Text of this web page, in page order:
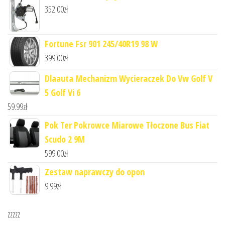
352.00zł
Fortune Fsr 901 245/40R19 98 W
399.00zł
Dlaauta Mechanizm Wycieraczek Do Vw Golf V
5 Golf Vi 6
59.99zł
Pok Ter Pokrowce Miarowe Tłoczone Bus Fiat
Scudo 2 9M
599.00zł
Zestaw naprawczy do opon
9.99zł
zzzzz